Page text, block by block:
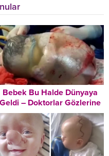
Bebek Bu Halde Dünyaya
Geldi – Doktorlar Gözlerine
İnanamadılar